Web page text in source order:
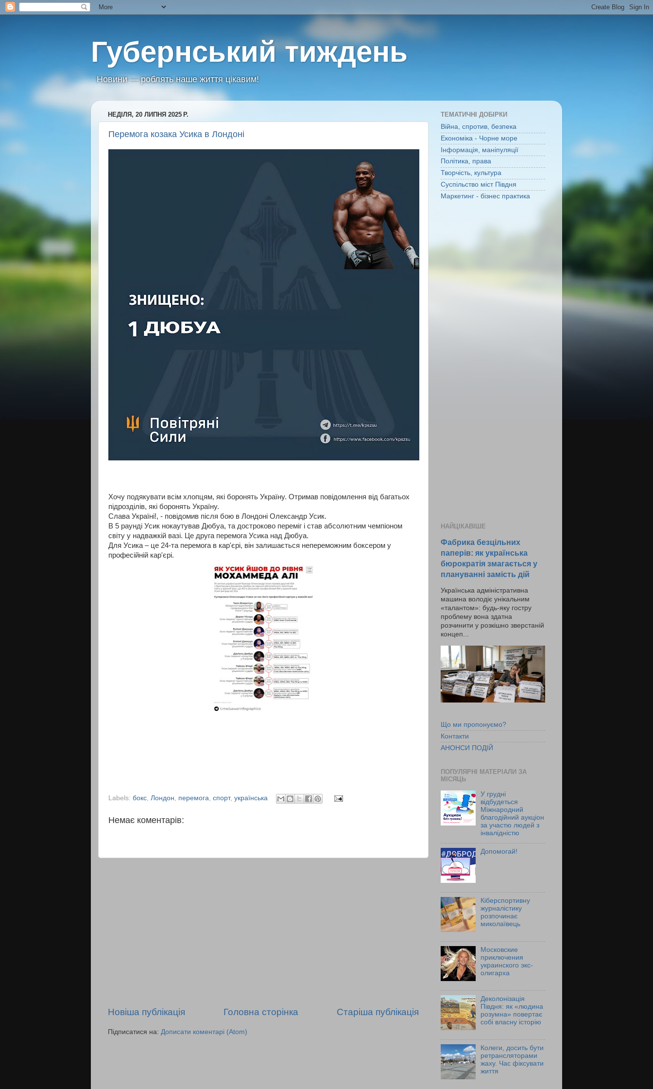
Губернський тиждень
Новини — роблять наше життя цікавим!
НЕДІЛЯ, 20 ЛИПНЯ 2025 Р.
Перемога козака Усика в Лондоні
Хочу подякувати всім хлопцям, які боронять Україну. Отримав повідомлення від багатьох
підрозділів, які боронять Україну.
Слава Україні!, - повідомив після бою в Лондоні Олександр Усик.
В 5 раунді Усик нокаутував Дюбуа, та достроково переміг і став абсолютним чемпіоном
світу у надважкій вазі. Це друга перемога Усика над Дюбуа.
Для Усика – це 24-та перемога в кар'єрі, він залишається непереможним боксером у
професійній кар'єрі.
Labels: бокс Лондон перемога спорт, українська
Немає коментарів:
Новіша публікація Старіша публікація
Головна сторінка
Підписатися на: Дописати коментарі (Atom)
ТЕМАТИЧНІ ДОБІРКИ
Війна, спротив, безпека
Економіка - Чорне море
Інформація, маніпуляції
Політика, права
Творчість, культура
Суспільство міст Півдня
Маркетинг - бізнес практика
НАЙЦІКАВІШЕ
Фабрика безцільних
паперів: як українська
бюрократія змагається у
плануванні замість дій
Українська адміністративна
машина володіє унікальним
«талантом»: будь-яку гостру
проблему вона здатна
розчинити у розкішно зверстаній
концеп...
Що ми пропонуємо?
Контакти
АНОНСИ ПОДІЙ
ПОПУЛЯРНІ МАТЕРІАЛИ ЗА
МІСЯЦЬ
У грудні
відбудеться
Міжнародний
благодійний аукціон
за участю людей з
інвалідністю
Допомогай!
Кіберспортивну
журналістику
розпочинає
миколаївець
Московские
приключения
украинского экс-
олигарха
Деколонізація
Півдня: як «людина
розумна» повертає
собі власну історію
Колеги, досить бути
ретрансляторами
жаху. Час фіксувати
життя